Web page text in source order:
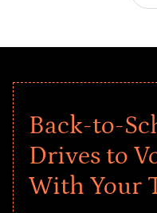
Back-to-
Drives to
With Your